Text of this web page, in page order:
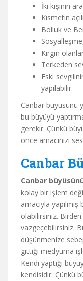
İki kişinin
Kısmetin
Bolluk ve
Kırgın
Terkeden
Eski
yapılabilir.
Canbar büyüsünü
bu büyüyü
gerekir. Çünkü
önce amacınızı
Canbar
Canbar
kolay bir işlem
amacıyla
olabilirsiniz.
vazgeçebilirsiniz.
düşünmenize
gittiği medyuma
Kendi yaptığı
kendisidir. Çünkü